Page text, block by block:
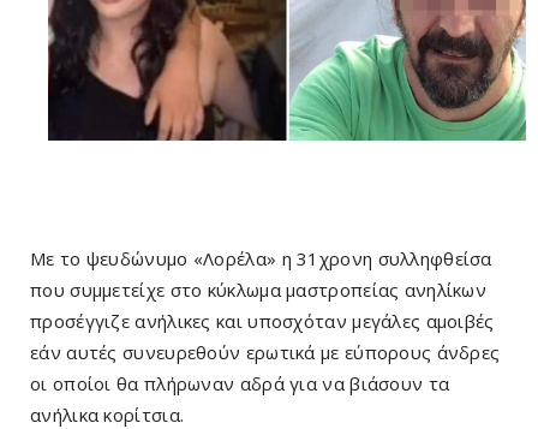
Με το ψευδώνυμο «Λορέλα» η 31χρονη συλληφθείσα
που συμμετείχε στο κύκλωμα μαστροπείας ανηλίκων
προσέγγιζε ανήλικες και υποσχόταν μεγάλες αμοιβές
εάν αυτές συνευρεθούν ερωτικά με εύπορους άνδρες
οι οποίοι θα πλήρωναν αδρά για να βιάσουν τα
ανήλικα κορίτσια.